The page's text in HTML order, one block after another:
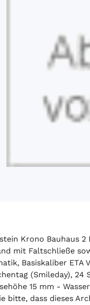
Krono Bauhaus
mit Faltschließe
Basiskaliber ETA
(Smileday),
15 mm -
bitte, dass dieses